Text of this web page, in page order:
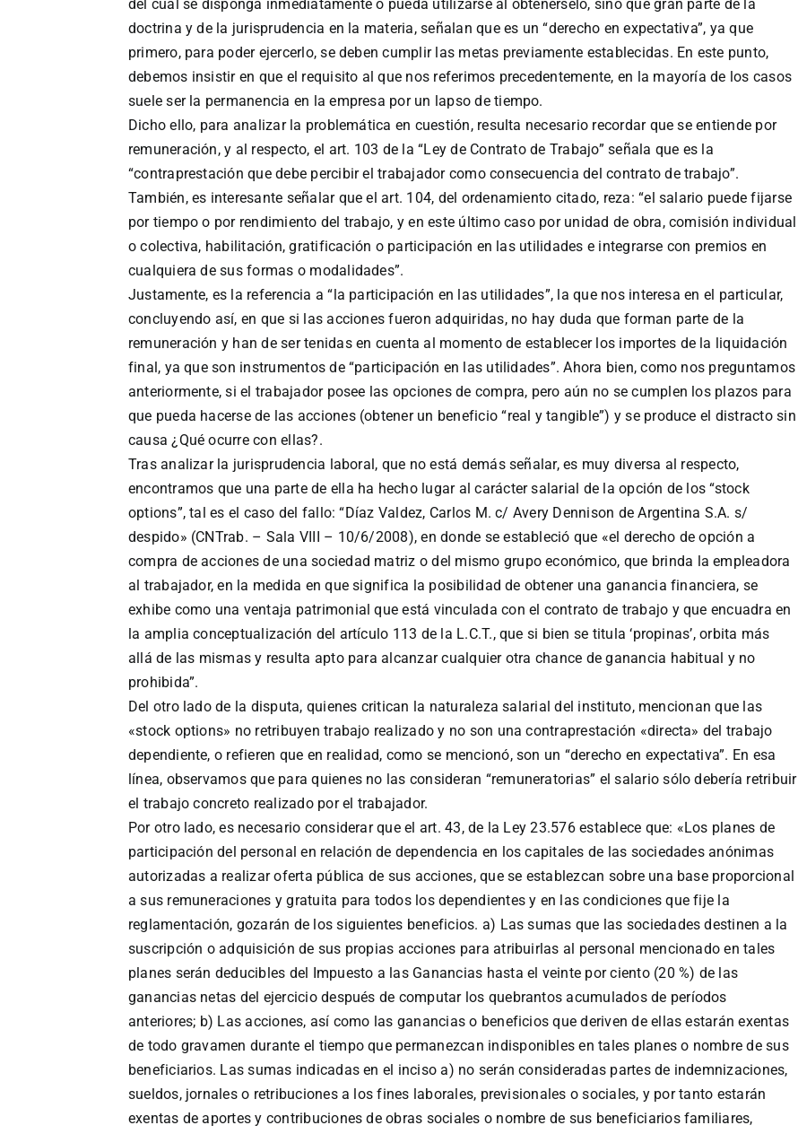
del cual se disponga inmediatamente o pueda utilizarse al obtenérselo, sino que gran parte de la
doctrina y de la jurisprudencia en la materia, señalan que es un “derecho en expectativa”, ya que
primero, para poder ejercerlo, se deben cumplir las metas previamente establecidas. En este punto,
debemos insistir en que el requisito al que nos referimos precedentemente, en la mayoría de los casos
suele ser la permanencia en la empresa por un lapso de tiempo.
Dicho ello, para analizar la problemática en cuestión, resulta necesario recordar que se entiende por
remuneración, y al respecto, el art. 103 de la “Ley de Contrato de Trabajo” señala que es la
“contraprestación que debe percibir el trabajador como consecuencia del contrato de trabajo”.
También, es interesante señalar que el art. 104, del ordenamiento citado, reza: “el salario puede fijarse
por tiempo o por rendimiento del trabajo, y en este último caso por unidad de obra, comisión individual
o colectiva, habilitación, gratificación o participación en las utilidades e integrarse con premios en
cualquiera de sus formas o modalidades”.
Justamente, es la referencia a “la participación en las utilidades”, la que nos interesa en el particular,
concluyendo así, en que si las acciones fueron adquiridas, no hay duda que forman parte de la
remuneración y han de ser tenidas en cuenta al momento de establecer los importes de la liquidación
final, ya que son instrumentos de “participación en las utilidades”. Ahora bien, como nos preguntamos
anteriormente, si el trabajador posee las opciones de compra, pero aún no se cumplen los plazos para
que pueda hacerse de las acciones (obtener un beneficio “real y tangible”) y se produce el distracto sin
causa ¿Qué ocurre con ellas?.
Tras analizar la jurisprudencia laboral, que no está demás señalar, es muy diversa al respecto,
encontramos que una parte de ella ha hecho lugar al carácter salarial de la opción de los “stock
options”, tal es el caso del fallo: “Díaz Valdez, Carlos M. c/ Avery Dennison de Argentina S.A. s/
despido» (CNTrab. – Sala VIII – 10/6/2008), en donde se estableció que «el derecho de opción a
compra de acciones de una sociedad matriz o del mismo grupo económico, que brinda la empleadora
al trabajador, en la medida en que significa la posibilidad de obtener una ganancia financiera, se
exhibe como una ventaja patrimonial que está vinculada con el contrato de trabajo y que encuadra en
la amplia conceptualización del artículo 113 de la L.C.T., que si bien se titula ‘propinas’, orbita más
allá de las mismas y resulta apto para alcanzar cualquier otra chance de ganancia habitual y no
prohibida”.
Del otro lado de la disputa, quienes critican la naturaleza salarial del instituto, mencionan que las
«stock options» no retribuyen trabajo realizado y no son una contraprestación «directa» del trabajo
dependiente, o refieren que en realidad, como se mencionó, son un “derecho en expectativa”. En esa
línea, observamos que para quienes no las consideran “remuneratorias” el salario sólo debería retribuir
el trabajo concreto realizado por el trabajador.
Por otro lado, es necesario considerar que el art. 43, de la Ley 23.576 establece que: «Los planes de
participación del personal en relación de dependencia en los capitales de las sociedades anónimas
autorizadas a realizar oferta pública de sus acciones, que se establezcan sobre una base proporcional
a sus remuneraciones y gratuita para todos los dependientes y en las condiciones que fije la
reglamentación, gozarán de los siguientes beneficios. a) Las sumas que las sociedades destinen a la
suscripción o adquisición de sus propias acciones para atribuirlas al personal mencionado en tales
planes serán deducibles del Impuesto a las Ganancias hasta el veinte por ciento (20 %) de las
ganancias netas del ejercicio después de computar los quebrantos acumulados de períodos
anteriores; b) Las acciones, así como las ganancias o beneficios que deriven de ellas estarán exentas
de todo gravamen durante el tiempo que permanezcan indisponibles en tales planes o nombre de sus
beneficiarios. Las sumas indicadas en el inciso a) no serán consideradas partes de indemnizaciones,
sueldos, jornales o retribuciones a los fines laborales, previsionales o sociales, y por tanto estarán
exentas de aportes y contribuciones de obras sociales o nombre de sus beneficiarios familiares,